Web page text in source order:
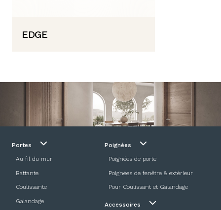
EDGE
Portes
Au fil du mur
Battante
Coulissante
Galandage
Poignées
Poignées de porte
Poignées de fenêtre & extérieur
Pour Coulissant et Galandage
Accessoires